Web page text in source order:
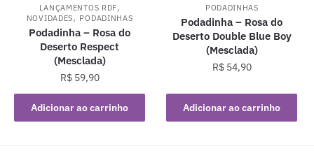
LANÇAMENTOS RDF,
NOVIDADES, PODADINHAS
Podadinha – Rosa do
Deserto Respect
(Mesclada)
R$59,90
Adicionar ao carrinho
PODADINHAS
Podadinha – Rosa do
Deserto Double Blue Boy
(Mesclada)
R$54,90
Adicionar ao carrinho